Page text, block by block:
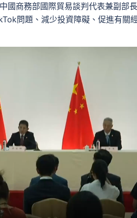
國商務部國際貿易談判代表兼副部
問題、減少投資障礙、促進有關